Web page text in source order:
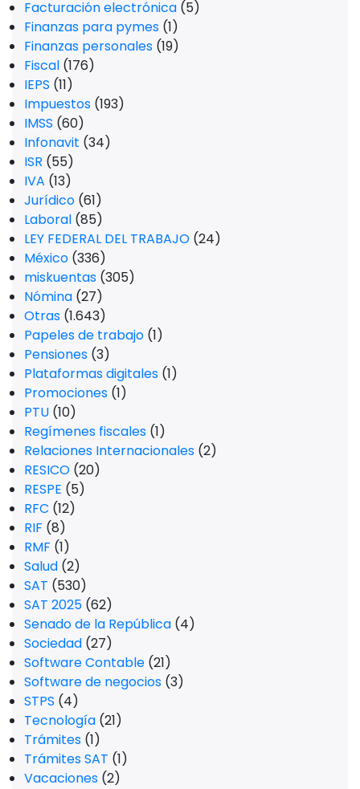
Facturación electrónica (5)
Finanzas para pymes (1)
Finanzas personales (19)
Fiscal (176)
IEPS (11)
Impuestos (193)
IMSS (60)
Infonavit (34)
ISR (55)
IVA (13)
Jurídico (61)
Laboral (85)
LEY FEDERAL DEL TRABAJO (24)
México (336)
miskuentas (305)
Nómina (27)
Otras (1.643)
Papeles de trabajo (1)
Pensiones (3)
Plataformas digitales (1)
Promociones (1)
PTU (10)
Regímenes fiscales (1)
Relaciones Internacionales (2)
RESICO (20)
RESPE (5)
RFC (12)
RIF (8)
RMF (1)
Salud (2)
SAT (530)
SAT 2025 (62)
Senado de la República (4)
Sociedad (27)
Software Contable (21)
Software de negocios (3)
STPS (4)
Tecnología (21)
Trámites (1)
Trámites SAT (1)
Vacaciones (2)